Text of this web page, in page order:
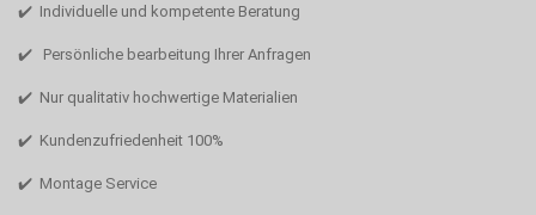
✔️ Individuelle und kompetente Beratung
✔️ Persönliche bearbeitung Ihrer Anfragen
✔️ Nur qualitativ hochwertige Materialien
✔️ Kundenzufriedenheit 100%
✔️ Montage Service